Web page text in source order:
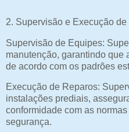
2. Supervisão e Execução
Supervisão de Equipes:
manutenção, garantindo que
de acordo com os padrões
Execução de Reparos:
instalações prediais,
conformidade com as
segurança.